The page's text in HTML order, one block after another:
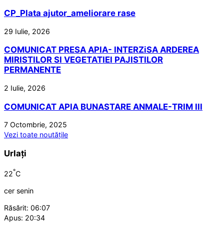
CP_Plata ajutor_ameliorare rase
29 Iulie, 2026
COMUNICAT PRESA APIA- INTERZiSA ARDEREA
MIRISTILOR SI VEGETATIEI PAJISTILOR
PERMANENTE
2 Iulie, 2026
COMUNICAT APIA BUNASTARE ANMALE-TRIM III
7 Octombrie, 2025
Vezi toate noutățile
Urlați
22°C
cer senin
Răsărit: 06:07
Apus: 20:34